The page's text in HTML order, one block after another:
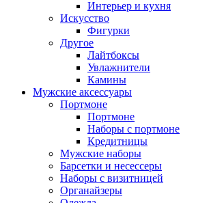
Интерьер и кухня
Искусство
Фигурки
Другое
Лайтбоксы
Увлажнители
Камины
Мужские аксессуары
Портмоне
Портмоне
Наборы с портмоне
Кредитницы
Мужские наборы
Барсетки и несессеры
Наборы с визитницей
Органайзеры